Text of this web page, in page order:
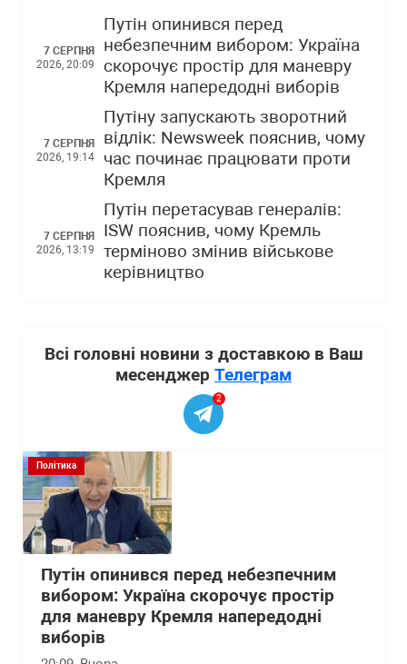
7 СЕРПНЯ
2026, 20:09
Путін опинився перед
небезпечним вибором: Україна
скорочує простір для маневру
Кремля напередодні виборів
7 СЕРПНЯ
2026, 19:14
Путіну запускають зворотний
відлік: Newsweek пояснив, чому
час починає працювати проти
Кремля
7 СЕРПНЯ
2026, 13:19
Путін перетасував генералів:
ISW пояснив, чому Кремль
терміново змінив військове
керівництво
Всі головні новини з доставкою в Ваш
месенджер Телеграм
2
Політика
Путін опинився перед небезпечним
вибором: Україна скорочує простір
для маневру Кремля напередодні
виборів